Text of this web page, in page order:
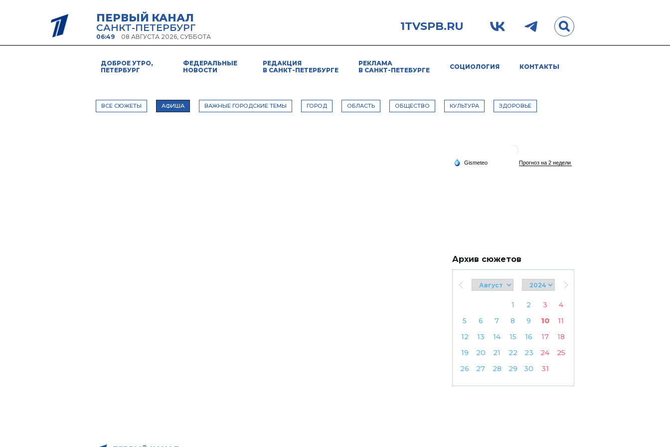
ПЕРВЫЙ КАНАЛ
САНКТ-ПЕТЕРБУРГ
06:49 08 АВГУСТА 2026, СУББОТА
1TVSPB.RU
ДОБРОЕ УТРО,
ПЕТЕРБУРГ
ФЕДЕРАЛЬНЫЕ
НОВОСТИ
РЕДАКЦИЯ
В САНКТ-ПЕТЕРБУРГЕ
РЕКЛАМА
В САНКТ-ПЕТЕБУРГЕ
СОЦИОЛОГИЯ КОНТАКТЫ
ВСЕ СЮЖЕТЫ АФИША ВАЖНЫЕ ГОРОДСКИЕ ТЕМЫ ГОРОД ОБЛАСТЬ ОБЩЕСТВО КУЛЬТУРА ЗДОРОВЬЕ
Архив сюжетов
1 2 3
4
5
6 7 8 9 10
11
12
13 14 15 16 17
18
19
20 21 22 23 24
25
26
27 28 29 30 31